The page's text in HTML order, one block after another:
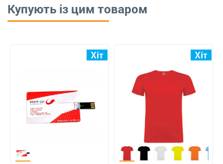
Купують із цим товаром